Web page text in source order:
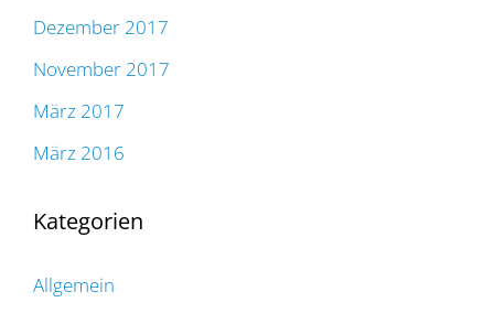
Dezember 2017
November 2017
März 2017
März 2016
Kategorien
Allgemein